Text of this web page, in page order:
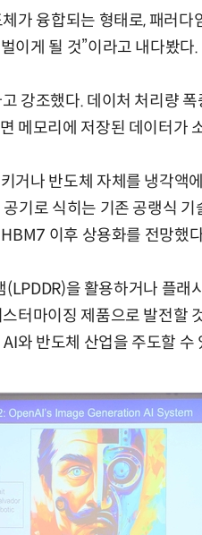
가 융합되는 형태로, 패러다
이게 될 것”이라고 내다봤다.
강조했다. 데이처 처리량
메모리에 저장된 데이터가
거나 반도체 자체를 냉각액
기로 식히는 기존 공랭식
이후 상용화를 전망했
을 활용하거나 플래
터마이징 제품으로 발전할
와 반도체 산업을 주도할 수